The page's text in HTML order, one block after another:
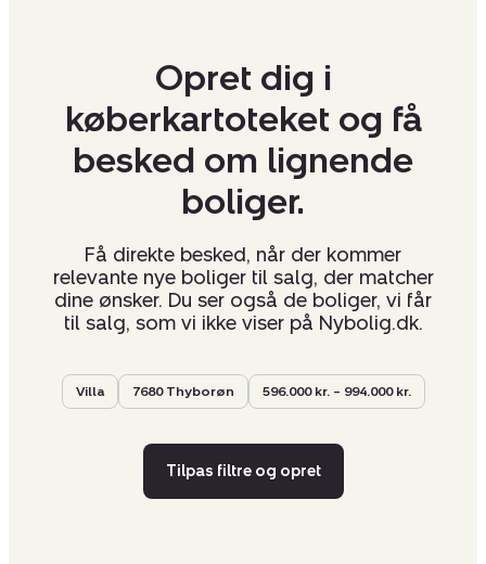
Opret dig i
køberkartoteket og få
besked om lignende
boliger.
Få direkte besked, når der kommer
relevante nye boliger til salg, der matcher
dine ønsker. Du ser også de boliger, vi får
til salg, som vi ikke viser på Nybolig.dk.
Villa 7680 Thyborøn 596.000 kr. – 994.000 kr.
Tilpas filtre og opret